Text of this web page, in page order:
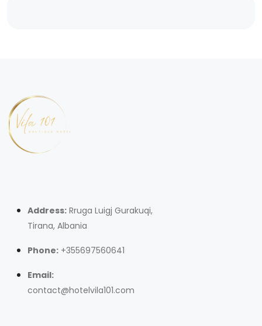
Address: Rruga Luigj Gurakuqi,
Tirana, Albania
Phone: +355697560641
Email:
contact@hotelvila101.com